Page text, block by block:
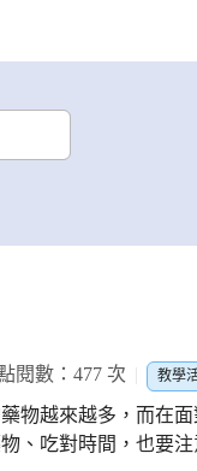
閱數：477 次 教學
物越來越多，而在
、吃對時間，也要